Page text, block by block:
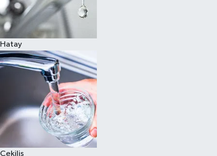
Hatay
Çekiliş